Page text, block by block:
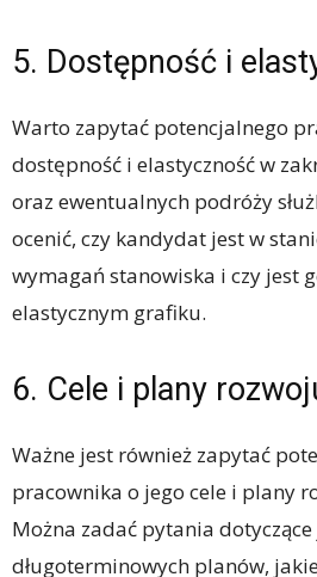
5. Dostępność i
Warto zapytać potencjalnego
dostępność i elastyczność w
oraz ewentualnych podróży
ocenić, czy kandydat jest w
wymagań stanowiska i czy jest
elastycznym grafiku.
6. Cele i plany
Ważne jest również zapytać
pracownika o jego cele i plany
Można zadać pytania dotyczące
długoterminowych planów,